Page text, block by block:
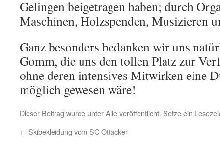
Gelingen beigetragen haben; durch
Maschinen, Holzspenden, Musizieren
Ganz besonders bedanken wir uns
Gomm, die uns den tollen Platz zur
ohne deren intensives Mitwirken eine
möglich gewesen wäre!
Dieser Beitrag wurde unterAlleveröffentlicht. Setze ein
← Skibekleidung vom SC Ottacker